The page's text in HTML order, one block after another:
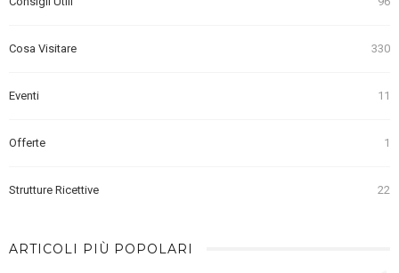
Cosa Visitare 330
Eventi 11
Offerte 1
Strutture Ricettive 22
ARTICOLI PIÙ POPOLARI